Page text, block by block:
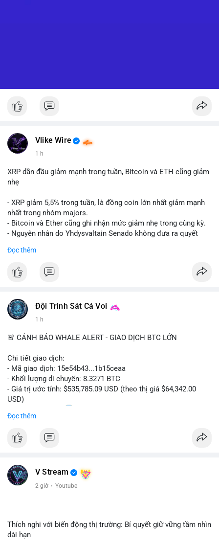
Vlike Wire
1 h
XRP dẫn đầu giảm mạnh trong tuần, Bitcoin và ETH cũng giảm
nhẹ
- XRP giảm 5,5% trong tuần, là đồng coin lớn nhất giảm mạnh
nhất trong nhóm majors.
- Bitcoin và Ether cũng ghi nhận mức giảm nhẹ trong cùng kỳ.
- Nguyên nhân do Yhdysvaltain Senado không đưa ra quyết
hè, đẩy việc thảo luận sang tháng 9.
XRP và Ripple, ảnh hưởng đến tâm lý nhà đầu tư.
#ripple
📰 Nguồn: CoinDesk
Đọc thêm
Đội Trinh Sát Cá Voi
1 h
🚨 CẢNH BÁO WHALE ALERT - GIAO DỊCH BTC LỚN
Chi tiết giao dịch:
- Mã giao dịch: 15e54b43...1b15ceaa
- Khối lượng di chuyển: 8.3271 BTC
- Giá trị ước tính: $535,785.09 USD (theo thị giá $64,342.00
USD)
- Thời gian: 04:20
Nhận định phân tích: Giao dịch 8.3271 BTC trị giá hơn nửa triệu
USD được thực hiện trong khung giờ sáng sớm, cho thấy dấu
đủ tạo áp lực bán trực tiếp lên thị trường nhưng phản ánh tâm
lý thận trọng của cá voi. Nếu dòng tiền này hướng về ví sàn
của BTC.
Đọc thêm
V Stream
2 giờ · Youtube
Thích nghi với biến động thị trường: Bí quyết giữ vững tầm nhìn
dài hạn